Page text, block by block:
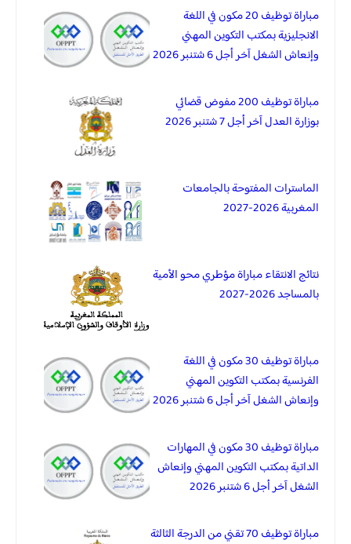
مباراة توظيف 20 مكون في اللغة
الانجليزية بمكتب التكوين المهني
وإنعاش الشغل آخر أجل 6 شتنبر 2026
مباراة توظيف 200 مفوض قضائي
بوزارة العدل آخر أجل 7 شتنبر 2026
الماسترات المفتوحة بالجامعات
المغربية 2026-2027
نتائج الانتقاء مباراة مؤطري محو الأمية
بالمساجد 2026-2027
مباراة توظيف 30 مكون في اللغة
الفرنسية بمكتب التكوين المهني
وإنعاش الشغل آخر أجل 6 شتنبر 2026
مباراة توظيف 30 مكون في المهارات
الداتية بمكتب التكوين المهني وإنعاش
الشغل آخر أجل 6 شتنبر 2026
مباراة توظيف 70 تقني من الدرجة الثالثة